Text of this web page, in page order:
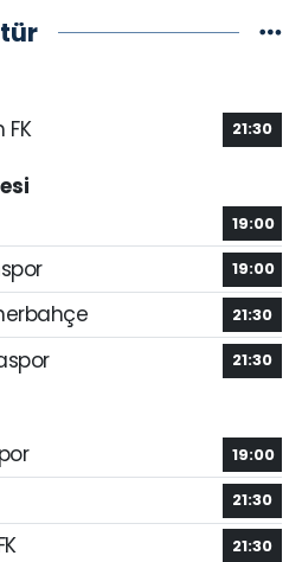
21:30
19:00
19:00
21:30
21:30
19:00
21:30
21:30